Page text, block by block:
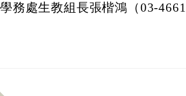
務處生教組長張楷鴻（03-4661